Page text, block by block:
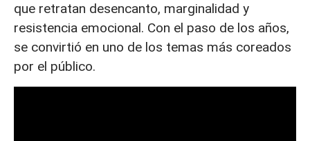
que retratan desencanto, marginalidad y
resistencia emocional. Con el paso de los años,
se convirtió en uno de los temas más coreados
por el público.